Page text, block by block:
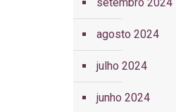
agosto 2024
julho 2024
junho 2024